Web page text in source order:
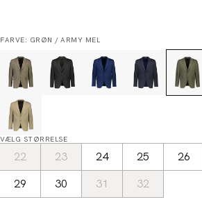
FARVE: GRØN / ARMY MEL
VÆLG STØRRELSE
22 23 24 25 26
29
30 31 32